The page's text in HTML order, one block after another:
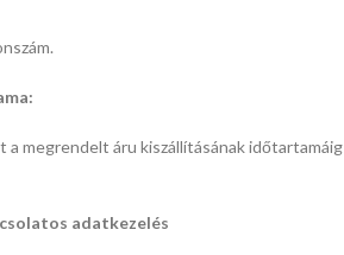
a megrendelt áru kiszállításának időtartamáig
adatkezelés